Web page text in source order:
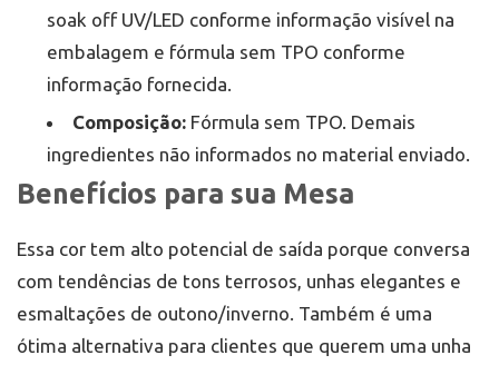
soak off UV/LED conforme informação visível na
embalagem e fórmula sem TPO conforme
informação fornecida.
Composição: Fórmula sem TPO. Demais
ingredientes não informados no material enviado.
Benefícios para sua Mesa
Essa cor tem alto potencial de saída porque conversa
com tendências de tons terrosos, unhas elegantes e
esmaltações de outono/inverno. Também é uma
ótima alternativa para clientes que querem uma unha